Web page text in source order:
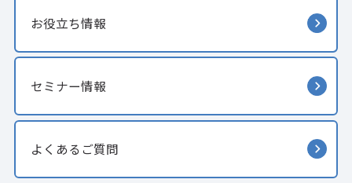
お役立ち情報
セミナー情報
よくあるご質問